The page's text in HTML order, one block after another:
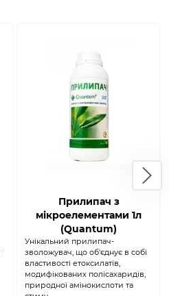
Прилипач з
мікроелементами 1л
(Quantum)
Унікальний прилипач-
зволожувач, що об'єднує в собі
властивості етоксилатів,
модифікованих полісахаридів,
природної амінокислоти та